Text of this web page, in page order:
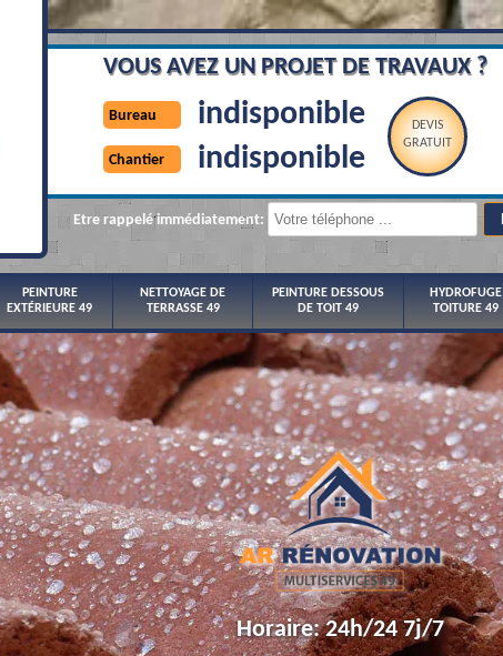
VOUS AVEZ UN PROJET DE TRAVAUX ?
Bureau indisponible
Chantier indisponible
DEVIS
GRATUIT
Etre rappelé immédiatement:
PEINTURE
EXTÉRIEURE 49
NETTOYAGE DE
TERRASSE 49
PEINTURE DESSOUS
DE TOIT 49
HYDROFUGE
TOITURE 49
Horaire: 24h/24 7j/7